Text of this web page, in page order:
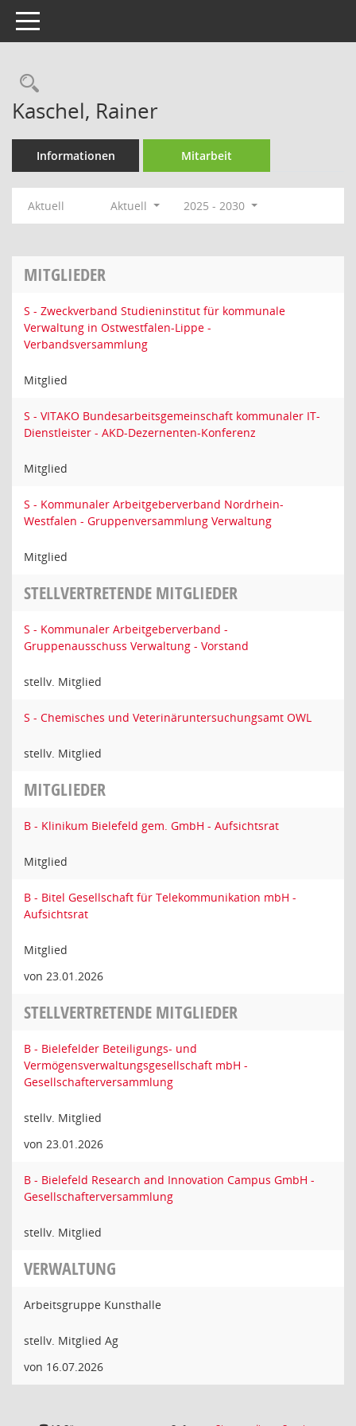
Toggle navigation
Rechercheauswahl
Kaschel, Rainer
Informationen Mitarbeit
Aktuell Aktuell 2025 - 2030
MITGLIEDER
S - Zweckverband Studieninstitut für kommunale
Verwaltung in Ostwestfalen-Lippe -
Verbandsversammlung
Mitglied
S - VITAKO Bundesarbeitsgemeinschaft kommunaler IT-
Dienstleister - AKD-Dezernenten-Konferenz
Mitglied
S - Kommunaler Arbeitgeberverband Nordrhein-
Westfalen - Gruppenversammlung Verwaltung
Mitglied
STELLVERTRETENDE MITGLIEDER
S - Kommunaler Arbeitgeberverband -
Gruppenausschuss Verwaltung - Vorstand
stellv. Mitglied
S - Chemisches und Veterinäruntersuchungsamt OWL
stellv. Mitglied
MITGLIEDER
B - Klinikum Bielefeld gem. GmbH - Aufsichtsrat
Mitglied
B - Bitel Gesellschaft für Telekommunikation mbH -
Aufsichtsrat
Mitglied
von 23.01.2026
STELLVERTRETENDE MITGLIEDER
B - Bielefelder Beteiligungs- und
Vermögensverwaltungsgesellschaft mbH -
Gesellschafterversammlung
stellv. Mitglied
von 23.01.2026
B - Bielefeld Research and Innovation Campus GmbH -
Gesellschafterversammlung
stellv. Mitglied
VERWALTUNG
Arbeitsgruppe Kunsthalle
stellv. Mitglied Ag
von 16.07.2026